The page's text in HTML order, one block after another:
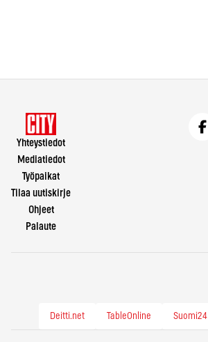
Yhteystiedot
Mediatiedot
Työpaikat
Tilaa uutiskirje
Ohjeet
Palaute
Deitti.net TableOnline Suomi24